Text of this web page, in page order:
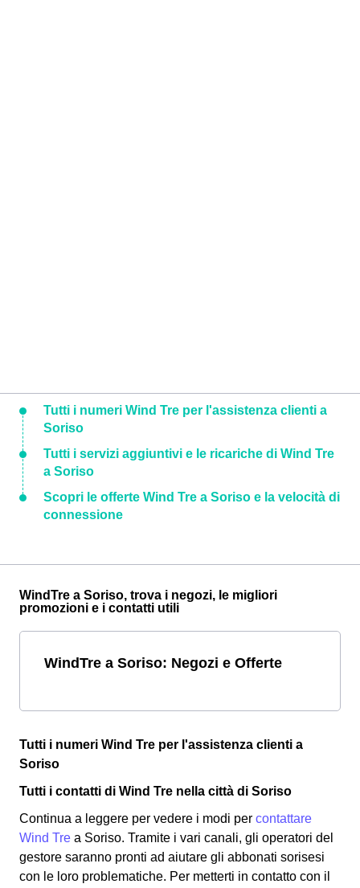
Tutti i numeri Wind Tre per l'assistenza clienti a
Soriso
Tutti i servizi aggiuntivi e le ricariche di Wind Tre
a Soriso
Scopri le offerte Wind Tre a Soriso e la velocità di
connessione
WindTre a Soriso, trova i negozi, le migliori
promozioni e i contatti utili
WindTre a Soriso: Negozi e Offerte
Tutti i numeri Wind Tre per l'assistenza clienti a
Soriso
Tutti i contatti di Wind Tre nella città di Soriso
Continua a leggere per vedere i modi per contattare
Wind Tre a Soriso. Tramite i vari canali, gli operatori del
gestore saranno pronti ad aiutare gli abbonati sorisesi
con le loro problematiche. Per metterti in contatto con il